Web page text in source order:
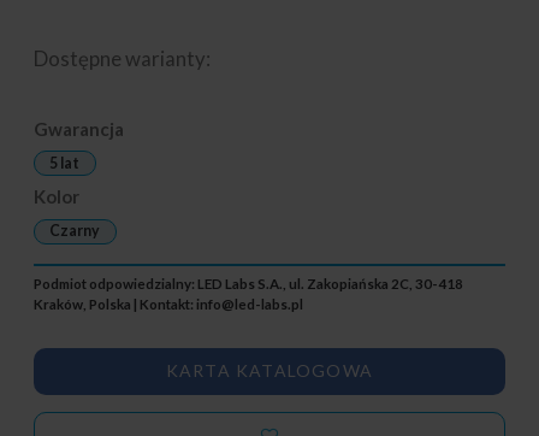
KARTA KATALOGOWA
Dostępne warianty:
Gwarancja
5 lat
Kolor
Czarny
Podmiot odpowiedzialny: LED Labs S.A., ul. Zakopiańska 2C, 30-418
Kraków, Polska | Kontakt: info@led-labs.pl